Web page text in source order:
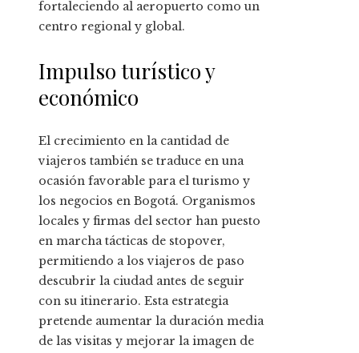
fortaleciendo al aeropuerto como un
centro regional y global.
Impulso turístico y
económico
El crecimiento en la cantidad de
viajeros también se traduce en una
ocasión favorable para el turismo y
los negocios en Bogotá. Organismos
locales y firmas del sector han puesto
en marcha tácticas de stopover,
permitiendo a los viajeros de paso
descubrir la ciudad antes de seguir
con su itinerario. Esta estrategia
pretende aumentar la duración media
de las visitas y mejorar la imagen de